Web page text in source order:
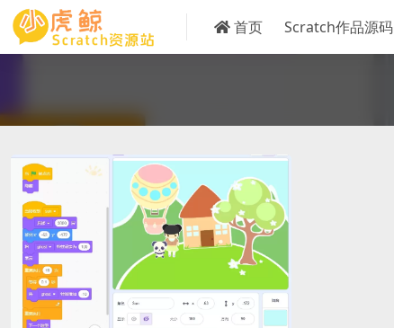
首页 Scratch作品源码